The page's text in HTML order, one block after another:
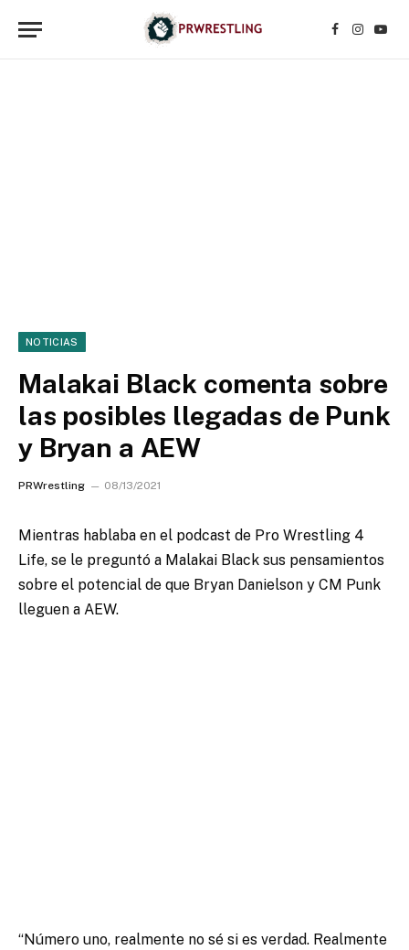
Facebook
NOTICIAS
Malakai Black comenta sobre
las posibles llegadas de Punk
y Bryan a AEW
PRWrestling 08/13/2021
Mientras hablaba en el podcast de Pro Wrestling 4
Life, se le preguntó a Malakai Black sus pensamientos
sobre el potencial de que Bryan Danielson y CM Punk
lleguen a AEW.
“Número uno, realmente no sé si es verdad. Realmente